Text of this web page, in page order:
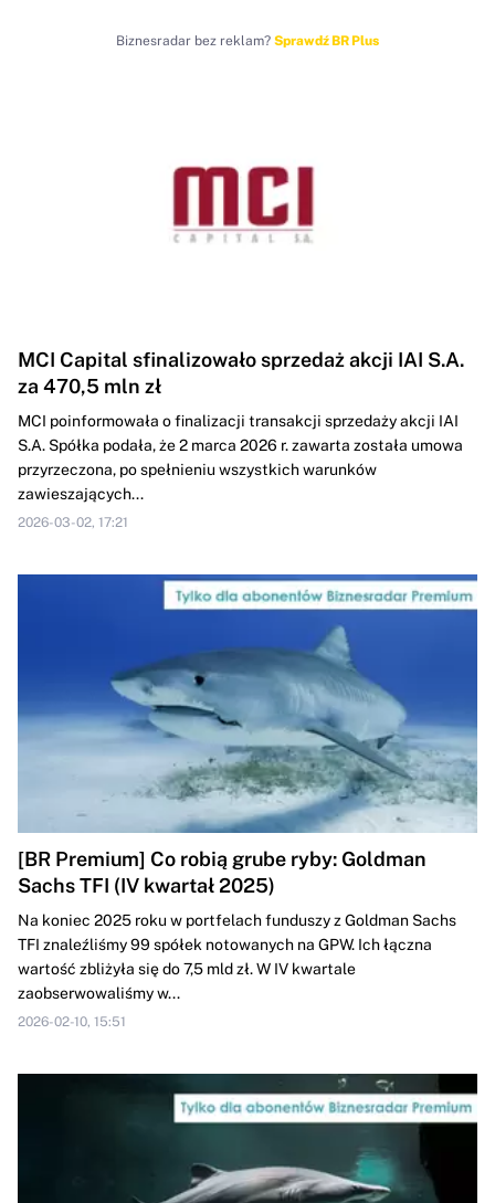
Biznesradar bez reklam? Sprawdź BR Plus
MCI Capital sfinalizowało sprzedaż akcji IAI S.A.
za 470,5 mln zł
MCI poinformowała o finalizacji transakcji sprzedaży akcji IAI
S.A. Spółka podała, że 2 marca 2026 r. zawarta została umowa
przyrzeczona, po spełnieniu wszystkich warunków
zawieszających...
2026-03-02, 17:21
[BR Premium] Co robią grube ryby: Goldman
Sachs TFI (IV kwartał 2025)
Na koniec 2025 roku w portfelach funduszy z Goldman Sachs
TFI znaleźliśmy 99 spółek notowanych na GPW. Ich łączna
wartość zbliżyła się do 7,5 mld zł. W IV kwartale
zaobserwowaliśmy w...
2026-02-10, 15:51